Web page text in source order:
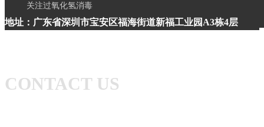
关注过氧化氢消毒
地址：广东省深圳市宝安区福海街道新福工业园A3栋4层
热线：400-1873-678
CONTACT US